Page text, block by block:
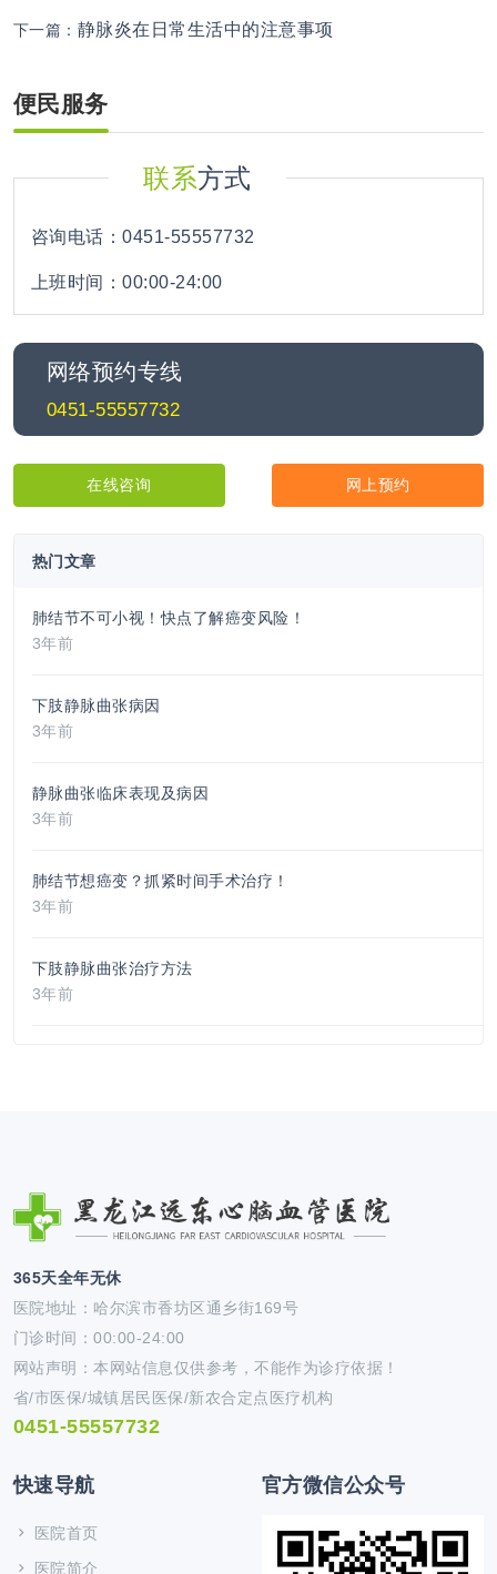
下一篇： 静脉炎在日常生活中的注意事项
便民服务
联系方式
咨询电话：0451-55557732
上班时间：00:00-24:00
网络预约专线
0451-55557732
在线咨询 网上预约
热门文章
肺结节不可小视！快点了解癌变风险！
3年前
下肢静脉曲张病因
3年前
静脉曲张临床表现及病因
3年前
肺结节想癌变？抓紧时间手术治疗！
3年前
下肢静脉曲张治疗方法
3年前
365天全年无休
医院地址：哈尔滨市香坊区通乡街169号
门诊时间：00:00-24:00
网站声明：本网站信息仅供参考，不能作为诊疗依据！
省/市医保/城镇居民医保/新农合定点医疗机构
0451-55557732
快速导航
医院首页
医院简介
官方微信公众号